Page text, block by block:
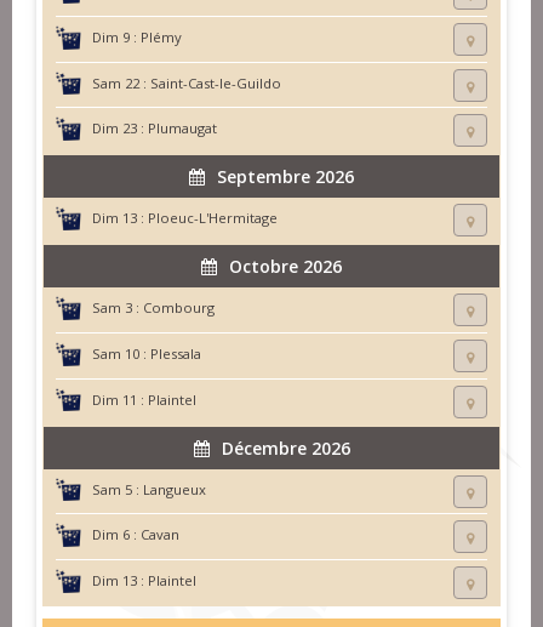
Dim 9 : Plémy
Sam 22 : Saint-Cast-le-Guildo
Dim 23 : Plumaugat
Septembre 2026
Dim 13 : Ploeuc-L'Hermitage
Octobre 2026
Sam 3 : Combourg
Sam 10 : Plessala
Dim 11 : Plaintel
Décembre 2026
Sam 5 : Langueux
Dim 6 : Cavan
Dim 13 : Plaintel